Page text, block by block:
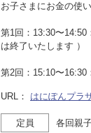
お子さまにお金の使
第1回：13:30〜
は終了いたします ）
第2回：15:10〜16:30
URL： はにぽんプラ
定員 各回親